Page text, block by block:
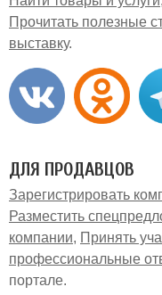
Прочитать полезные
выставку
ДЛЯ ПРОДАВЦОВ
Зарегистрировать
Разместить
компании
Принять
профессиональные
портале